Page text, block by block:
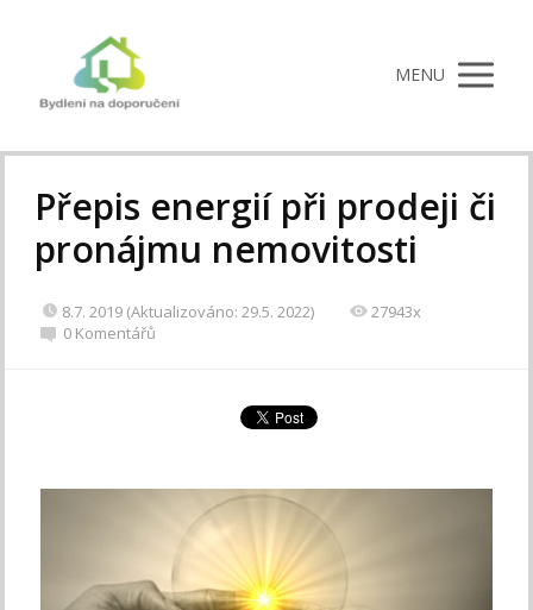
MENU
Přepis energií při prodeji či
pronájmu nemovitosti
8.7. 2019 (Aktualizováno: 29.5. 2022)
27943x
0 Komentářů